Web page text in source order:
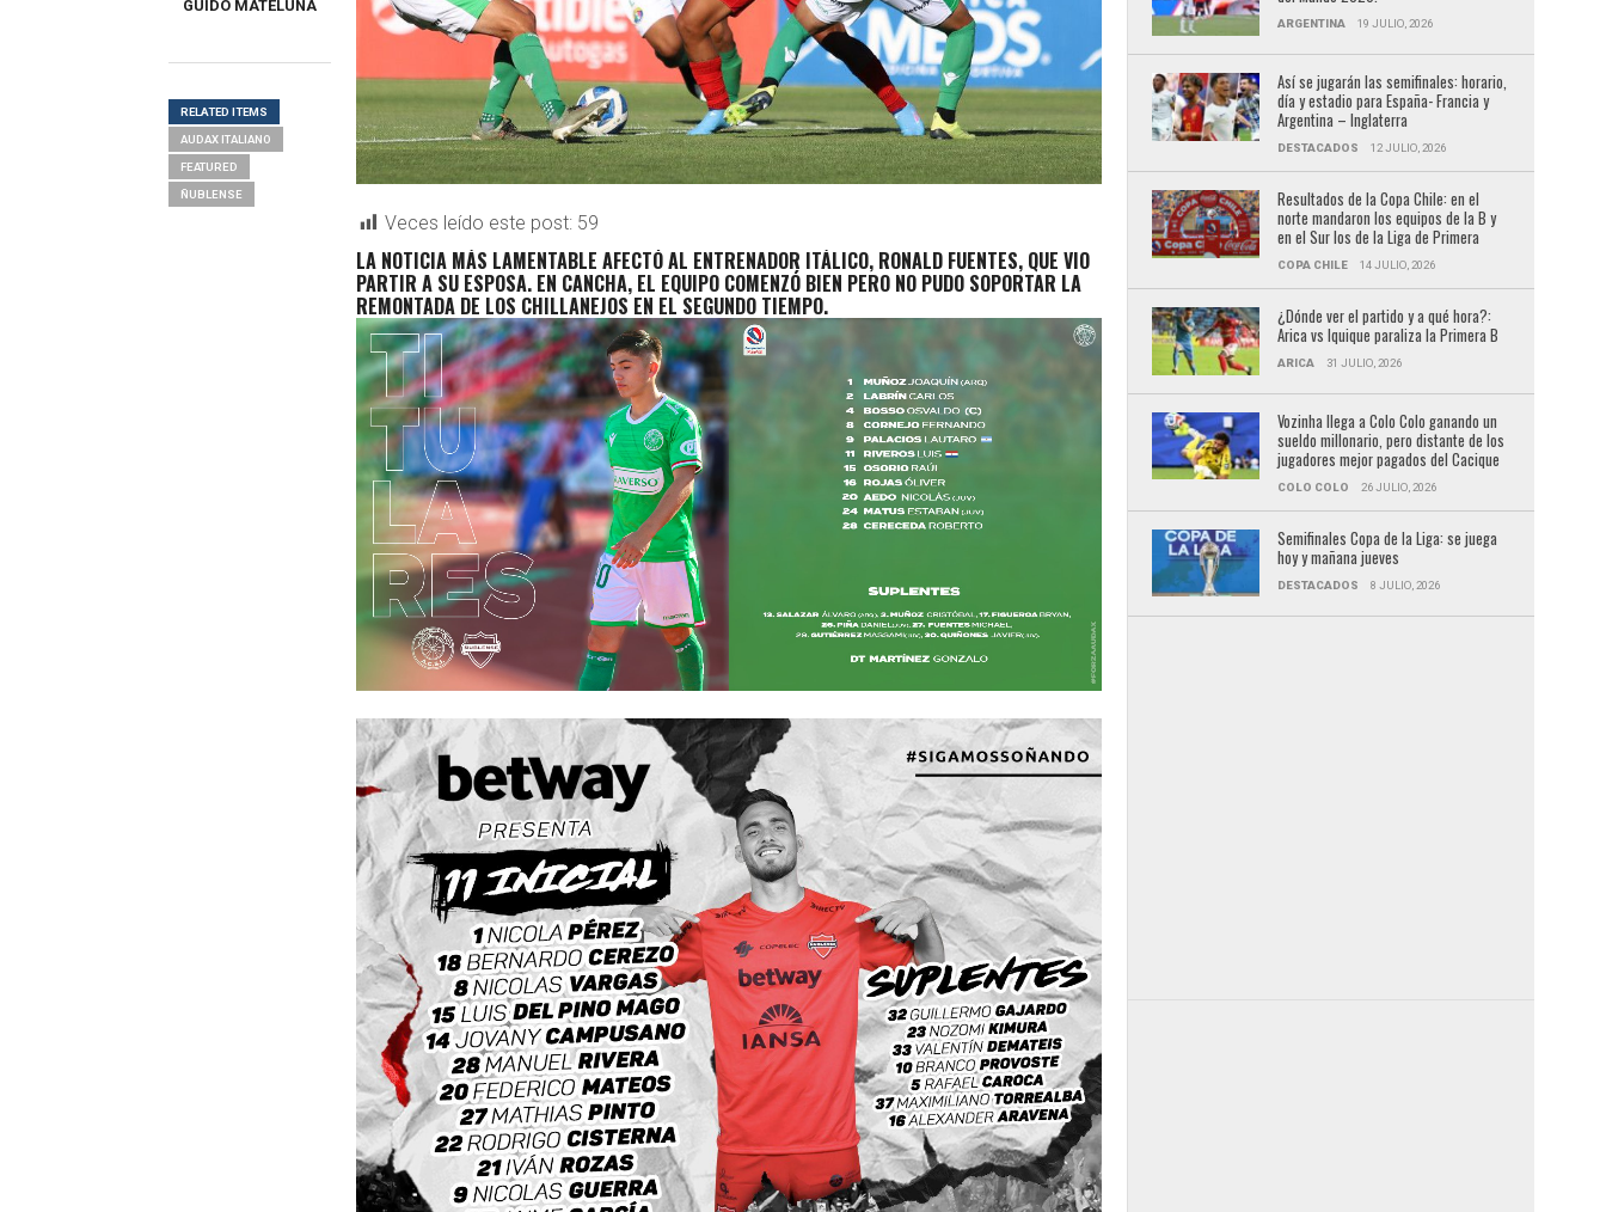
Veces leído este post: 59
LA NOTICIA MÁS LAMENTABLE AFECTÓ AL ENTRENADOR ITÁLICO, RONALD FUENTES, QUE VIO
PARTIR A SU ESPOSA. EN CANCHA, EL EQUIPO COMENZÓ BIEN PERO NO PUDO SOPORTAR LA
REMONTADA DE LOS CHILLANEJOS EN EL SEGUNDO TIEMPO.
GUIDO MATELUNA
RELATED ITEMS
AUDAX ITALIANO
FEATURED
ÑUBLENSE
ARGENTINA 19 JULIO, 2026
Así se jugarán las semifinales: horario,
día y estadio para España- Francia y
Argentina – Inglaterra
DESTACADOS 12 JULIO, 2026
Resultados de la Copa Chile: en el
norte mandaron los equipos de la B y
en el Sur los de la Liga de Primera
COPA CHILE 14 JULIO, 2026
¿Dónde ver el partido y a qué hora?:
Arica vs Iquique paraliza la Primera B
ARICA 31 JULIO, 2026
Vozinha llega a Colo Colo ganando un
sueldo millonario, pero distante de los
jugadores mejor pagados del Cacique
COLO COLO 26 JULIO, 2026
Semifinales Copa de la Liga: se juega
hoy y mañana jueves
DESTACADOS 8 JULIO, 2026